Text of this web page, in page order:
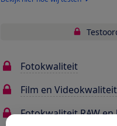
Fotokwaliteit
Film en Videokwaliteit
Fotokwaliteit RAW en